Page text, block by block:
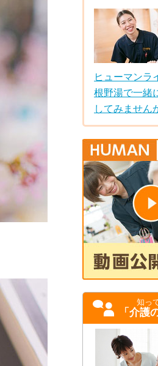
ヒューマンラ
根野湯で一緒
してみません
知っ
「介護